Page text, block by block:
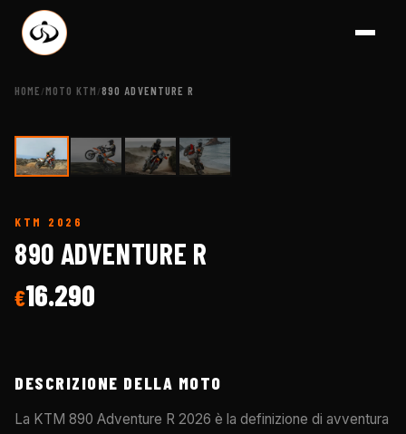
HOME /MOTO KTM /890 ADVENTURE R
KTM 2026
890 ADVENTURE R
€16.290
DESCRIZIONE DELLA MOTO
La KTM 890 Adventure R 2026 è la definizione di avventura